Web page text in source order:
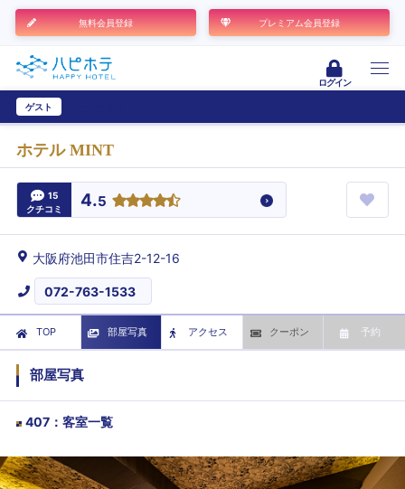
無料会員登録 プレミアム会員登録
ログイン
ゲスト
ホテル MINT
15
クチコミ
4.5
大阪府池田市住吉2-12-16
072-763-1533
TOP 部屋写真 アクセス クーポン 予約
部屋写真
407 ： 客室一覧